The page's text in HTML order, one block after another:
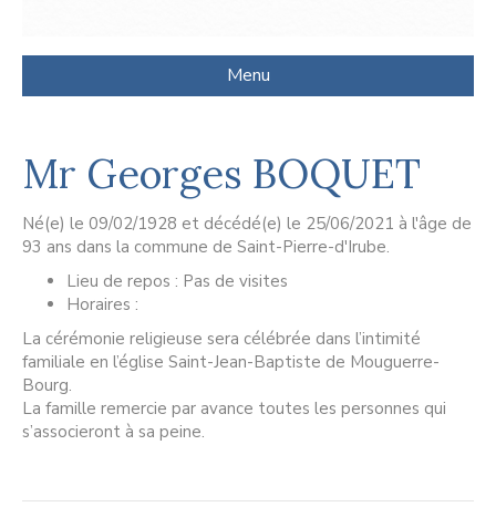
Menu
Mr Georges BOQUET
Né(e) le 09/02/1928 et décédé(e) le 25/06/2021 à l'âge de
93 ans dans la commune de Saint-Pierre-d'Irube.
Lieu de repos : Pas de visites
Horaires :
La cérémonie religieuse sera célébrée dans l’intimité
familiale en l’église Saint-Jean-Baptiste de Mouguerre-
Bourg.
La famille remercie par avance toutes les personnes qui
s’associeront à sa peine.